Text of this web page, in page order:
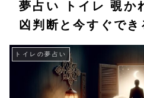
夢占い トイレ 覗か
凶判断と今すぐでき
トイレの夢占い